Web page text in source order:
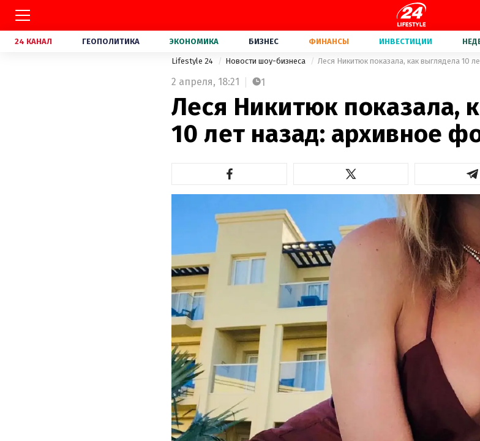
24 КАНАЛ ГЕОПОЛИТИКА ЭКОНОМИКА БИЗНЕС ФИНАНСЫ ИНВЕСТИЦИИ
Lifestyle 24 Новости шоу-бизнеса Леся Никитюк показала, как выглядела 10
2 апреля, 18:21 1
Леся Никитюк показала,
10 лет назад: архивное